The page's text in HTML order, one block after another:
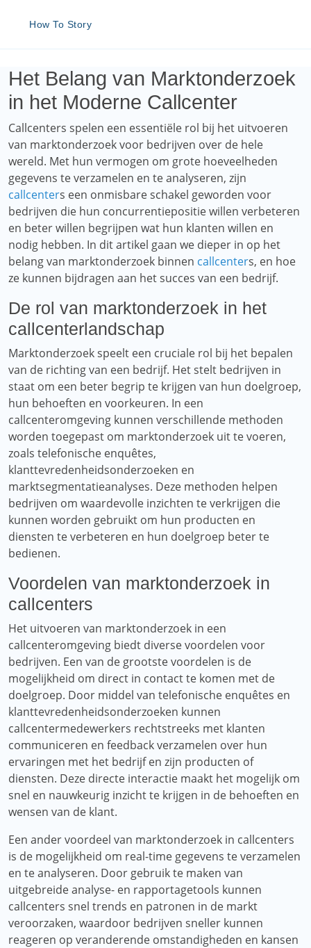
How To Story
Het Belang van Marktonderzoek
in het Moderne Callcenter
Callcenters spelen een essentiële rol bij het uitvoeren
van marktonderzoek voor bedrijven over de hele
wereld. Met hun vermogen om grote hoeveelheden
gegevens te verzamelen en te analyseren, zijn
callcenters een onmisbare schakel geworden voor
bedrijven die hun concurrentiepositie willen verbeteren
en beter willen begrijpen wat hun klanten willen en
nodig hebben. In dit artikel gaan we dieper in op het
belang van marktonderzoek binnen callcenters, en hoe
ze kunnen bijdragen aan het succes van een bedrijf.
De rol van marktonderzoek in het
callcenterlandschap
Marktonderzoek speelt een cruciale rol bij het bepalen
van de richting van een bedrijf. Het stelt bedrijven in
staat om een ​​beter begrip te krijgen van hun doelgroep,
hun behoeften en voorkeuren. In een
callcenteromgeving kunnen verschillende methoden
worden toegepast om marktonderzoek uit te voeren,
zoals telefonische enquêtes,
klanttevredenheidsonderzoeken en
marktsegmentatieanalyses. Deze methoden helpen
bedrijven om waardevolle inzichten te verkrijgen die
kunnen worden gebruikt om hun producten en
diensten te verbeteren en hun doelgroep beter te
bedienen.
Voordelen van marktonderzoek in
callcenters
Het uitvoeren van marktonderzoek in een
callcenteromgeving biedt diverse voordelen voor
bedrijven. Een van de grootste voordelen is de
mogelijkheid om direct in contact te komen met de
doelgroep. Door middel van telefonische enquêtes en
klanttevredenheidsonderzoeken kunnen
callcentermedewerkers rechtstreeks met klanten
communiceren en feedback verzamelen over hun
ervaringen met het bedrijf en zijn producten of
diensten. Deze directe interactie maakt het mogelijk om
snel en nauwkeurig inzicht te krijgen in de behoeften en
wensen van de klant.
Een ander voordeel van marktonderzoek in callcenters
is de mogelijkheid om real-time gegevens te verzamelen
en te analyseren. Door gebruik te maken van
uitgebreide analyse- en rapportagetools kunnen
callcenters snel trends en patronen in de markt
veroorzaken, waardoor bedrijven sneller kunnen
reageren op veranderende omstandigheden en kansen